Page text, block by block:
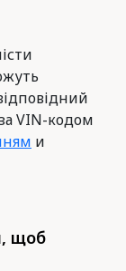
VIN-кодом
и
щоб